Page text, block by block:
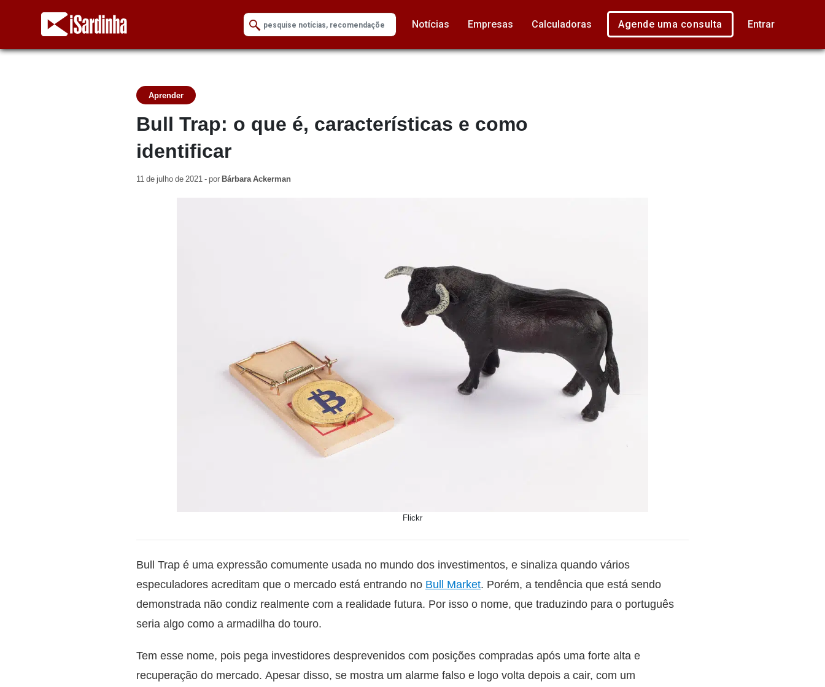
Notícias Empresas Calculadoras Agende uma consulta Entrar
Aprender
Bull Trap: o que é, características e como
identificar
11 de julho de 2021 - por Bárbara Ackerman
Flickr
Bull Trap é uma expressão comumente usada no mundo dos investimentos, e sinaliza quando vários
especuladores acreditam que o mercado está entrando no Bull Market. Porém, a tendência que está sendo
demonstrada não condiz realmente com a realidade futura. Por isso o nome, que traduzindo para o português
seria algo como a armadilha do touro.
Tem esse nome, pois pega investidores desprevenidos com posições compradas após uma forte alta e
recuperação do mercado. Apesar disso, se mostra um alarme falso e logo volta depois a cair, com um